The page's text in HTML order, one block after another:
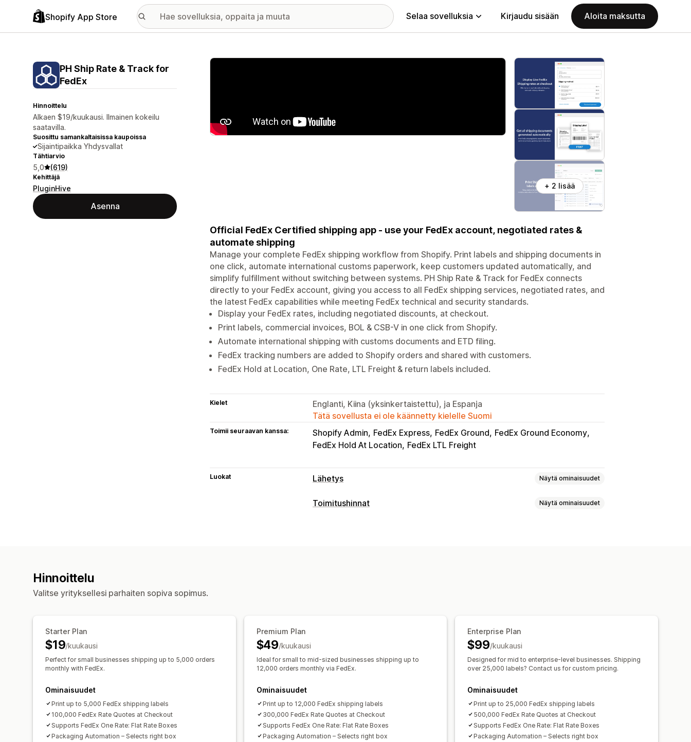
Shopify App Store Selaa sovelluksia Kirjaudu sisään Aloita maksutta
PH Ship Rate & Track for
FedEx
Hinnoittelu
Alkaen $19/kuukausi. Ilmainen kokeilu
saatavilla.
Suosittu samankaltaisissa kaupoissa
Sijaintipaikka Yhdysvallat
Tähtiarvio
5,0 (619)
Kehittäjä
PluginHive
Asenna
Esittelykuvagalleria
+ 2 lisää
Official FedEx Certified shipping app - use your FedEx account, negotiated rates &
automate shipping
Manage your complete FedEx shipping workflow from Shopify. Print labels and shipping documents in
one click, automate international customs paperwork, keep customers updated automatically, and
simplify fulfillment without switching between systems. PH Ship Rate & Track for FedEx connects
directly to your FedEx account, giving you access to all FedEx shipping services, negotiated rates, and
the latest FedEx capabilities while meeting FedEx technical and security standards.
Display your FedEx rates, including negotiated discounts, at checkout.
Print labels, commercial invoices, BOL & CSB-V in one click from Shopify.
Automate international shipping with customs documents and ETD filing.
FedEx tracking numbers are added to Shopify orders and shared with customers.
FedEx Hold at Location, One Rate, LTL Freight & return labels included.
Kielet
Englanti, Kiina (yksinkertaistettu), ja Espanja
Tätä sovellusta ei ole käännetty kielelle Suomi
Toimii seuraavan kanssa: Shopify Admin FedEx Express FedEx Ground FedEx Ground Economy
FedEx Hold At Location FedEx LTL Freight
Luokat Lähetys Näytä ominaisuudet
Tarrat ja pakkaukset
Toimitushinnat Näytä ominaisuudet
Toimituspäivä
Piilota hinnat Monikielisyys
Hinnoittelu
Valitse yrityksellesi parhaiten sopiva sopimus.
Starter Plan
$19/kuukausi
Perfect for small businesses shipping up to 5,000 orders
monthly with FedEx.
Ominaisuudet
Print up to 5,000 FedEx shipping labels
100,000 FedEx Rate Quotes at Checkout
Supports FedEx One Rate: Flat Rate Boxes
Packaging Automation – Selects right box
Premium Plan
$49/kuukausi
Ideal for small to mid-sized businesses shipping up to
12,000 orders monthly via FedEx.
Ominaisuudet
Print up to 12,000 FedEx shipping labels
300,000 FedEx Rate Quotes at Checkout
Supports FedEx One Rate: Flat Rate Boxes
Packaging Automation – Selects right box
Enterprise Plan
$99/kuukausi
Designed for mid to enterprise-level businesses. Shipping
over 25,000 labels? Contact us for custom pricing.
Ominaisuudet
Print up to 25,000 FedEx shipping labels
500,000 FedEx Rate Quotes at Checkout
Supports FedEx One Rate: Flat Rate Boxes
Packaging Automation – Selects right box